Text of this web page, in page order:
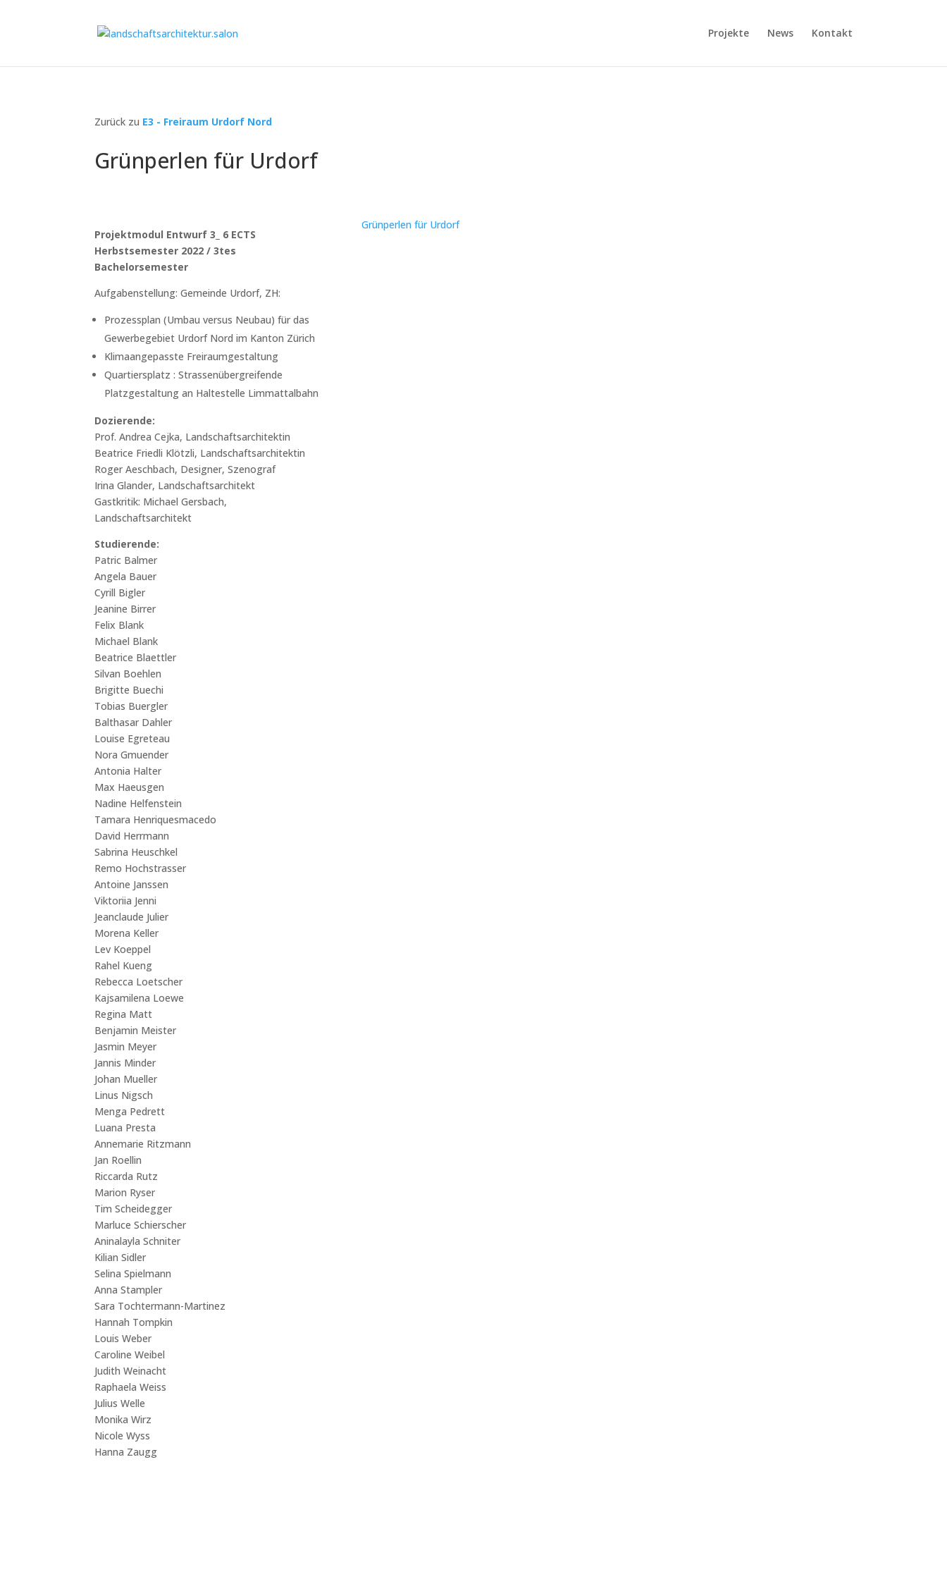
Projekte News Kontakt
Zurück zu E3 - Freiraum Urdorf Nord
Grünperlen für Urdorf
Projektmodul Entwurf 3_ 6 ECTS
Herbstsemester 2022 / 3tes
Bachelorsemester
Aufgabenstellung: Gemeinde Urdorf, ZH:
Prozessplan (Umbau versus Neubau) für das
Gewerbegebiet Urdorf Nord im Kanton Zürich
Klimaangepasste Freiraumgestaltung
Quartiersplatz : Strassenübergreifende
Platzgestaltung an Haltestelle Limmattalbahn
Dozierende:
Prof. Andrea Cejka, Landschaftsarchitektin
Beatrice Friedli Klötzli, Landschaftsarchitektin
Roger Aeschbach, Designer, Szenograf
Irina Glander, Landschaftsarchitekt
Gastkritik: Michael Gersbach,
Landschaftsarchitekt
Studierende:
Patric Balmer
Angela Bauer
Cyrill Bigler
Jeanine Birrer
Felix Blank
Michael Blank
Beatrice Blaettler
Silvan Boehlen
Brigitte Buechi
Tobias Buergler
Balthasar Dahler
Louise Egreteau
Nora Gmuender
Antonia Halter
Max Haeusgen
Nadine Helfenstein
Tamara Henriquesmacedo
David Herrmann
Sabrina Heuschkel
Remo Hochstrasser
Antoine Janssen
Viktoriia Jenni
Jeanclaude Julier
Morena Keller
Lev Koeppel
Rahel Kueng
Rebecca Loetscher
Kajsamilena Loewe
Regina Matt
Benjamin Meister
Jasmin Meyer
Jannis Minder
Johan Mueller
Linus Nigsch
Menga Pedrett
Luana Presta
Annemarie Ritzmann
Jan Roellin
Riccarda Rutz
Marion Ryser
Tim Scheidegger
Marluce Schierscher
Aninalayla Schniter
Kilian Sidler
Selina Spielmann
Anna Stampler
Sara Tochtermann-Martinez
Hannah Tompkin
Louis Weber
Caroline Weibel
Judith Weinacht
Raphaela Weiss
Julius Welle
Monika Wirz
Nicole Wyss
Hanna Zaugg
Grünperlen für Urdorf